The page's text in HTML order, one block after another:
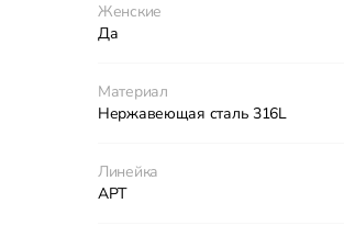
Женские
Да
Материал
Нержавеющая сталь 316L
Линейка
АРТ